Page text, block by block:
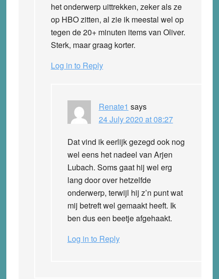
het onderwerp uittrekken, zeker als ze
op HBO zitten, al zie ik meestal wel op
tegen de 20+ minuten items van Oliver.
Sterk, maar graag korter.
Log in to Reply
Renate1 says
24 July 2020 at 08:27
Dat vind ik eerlijk gezegd ook nog
wel eens het nadeel van Arjen
Lubach. Soms gaat hij wel erg
lang door over hetzelfde
onderwerp, terwijl hij z’n punt wat
mij betreft wel gemaakt heeft. Ik
ben dus een beetje afgehaakt.
Log in to Reply